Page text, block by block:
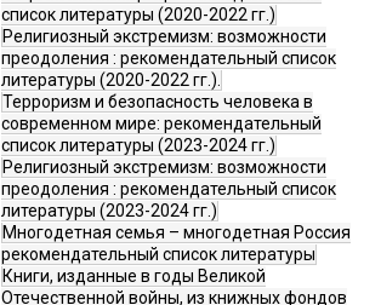
список литературы (2020-2022 гг.)
Религиозный экстремизм: возможности
преодоления : рекомендательный список
литературы (2020-2022 гг.).
Терроризм и безопасность человека в
современном мире: рекомендательный
список литературы (2023-2024 гг.)
Религиозный экстремизм: возможности
преодоления : рекомендательный список
литературы (2023-2024 гг.)
Многодетная семья – многодетная Россия
рекомендательный список литературы
Книги, изданные в годы Великой
Отечественной войны, из книжных фондов